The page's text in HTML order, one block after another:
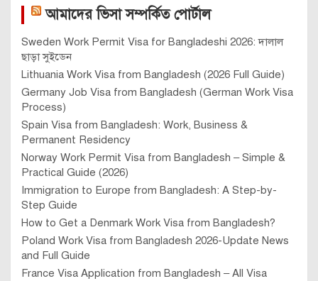
আমাদের ভিসা সম্পর্কিত পোর্টাল
Sweden Work Permit Visa for Bangladeshi 2026: দালাল
ছাড়া সুইডেন
Lithuania Work Visa from Bangladesh (2026 Full Guide)
Germany Job Visa from Bangladesh (German Work Visa
Process)
Spain Visa from Bangladesh: Work, Business &
Permanent Residency
Norway Work Permit Visa from Bangladesh – Simple &
Practical Guide (2026)
Immigration to Europe from Bangladesh: A Step-by-
Step Guide
How to Get a Denmark Work Visa from Bangladesh?
Poland Work Visa from Bangladesh 2026-Update News
and Full Guide
France Visa Application from Bangladesh – All Visa